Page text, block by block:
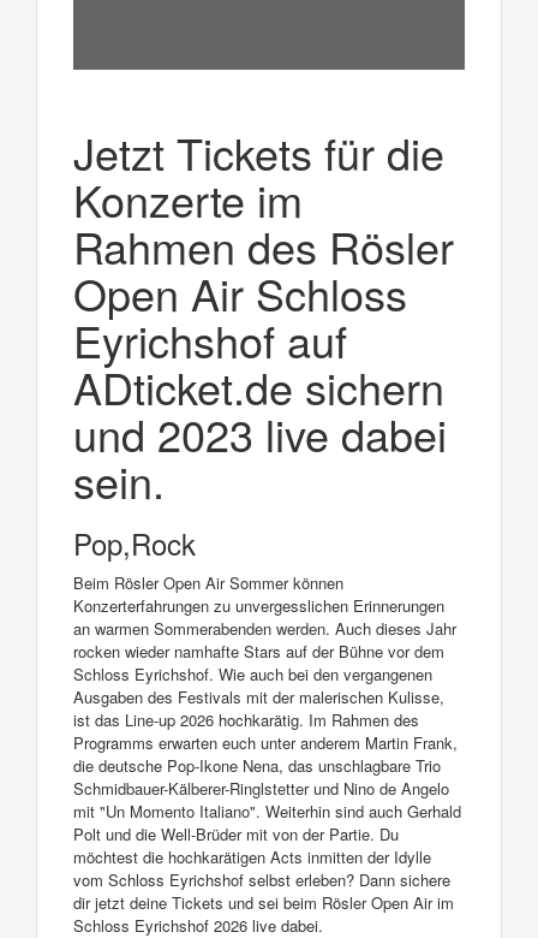
Jetzt Tickets für die
Konzerte im
Rahmen des Rösler
Open Air Schloss
Eyrichshof auf
ADticket.de sichern
und 2023 live dabei
sein.
Pop,Rock
Beim Rösler Open Air Sommer können
Konzerterfahrungen zu unvergesslichen Erinnerungen
an warmen Sommerabenden werden. Auch dieses Jahr
rocken wieder namhafte Stars auf der Bühne vor dem
Schloss Eyrichshof. Wie auch bei den vergangenen
Ausgaben des Festivals mit der malerischen Kulisse,
ist das Line-up 2026 hochkarätig. Im Rahmen des
Programms erwarten euch unter anderem Martin Frank,
die deutsche Pop-Ikone Nena, das unschlagbare Trio
Schmidbauer-Kälberer-Ringlstetter und Nino de Angelo
mit "Un Momento Italiano". Weiterhin sind auch Gerhald
Polt und die Well-Brüder mit von der Partie. Du
möchtest die hochkarätigen Acts inmitten der Idylle
vom Schloss Eyrichshof selbst erleben? Dann sichere
dir jetzt deine Tickets und sei beim Rösler Open Air im
Schloss Eyrichshof 2026 live dabei.